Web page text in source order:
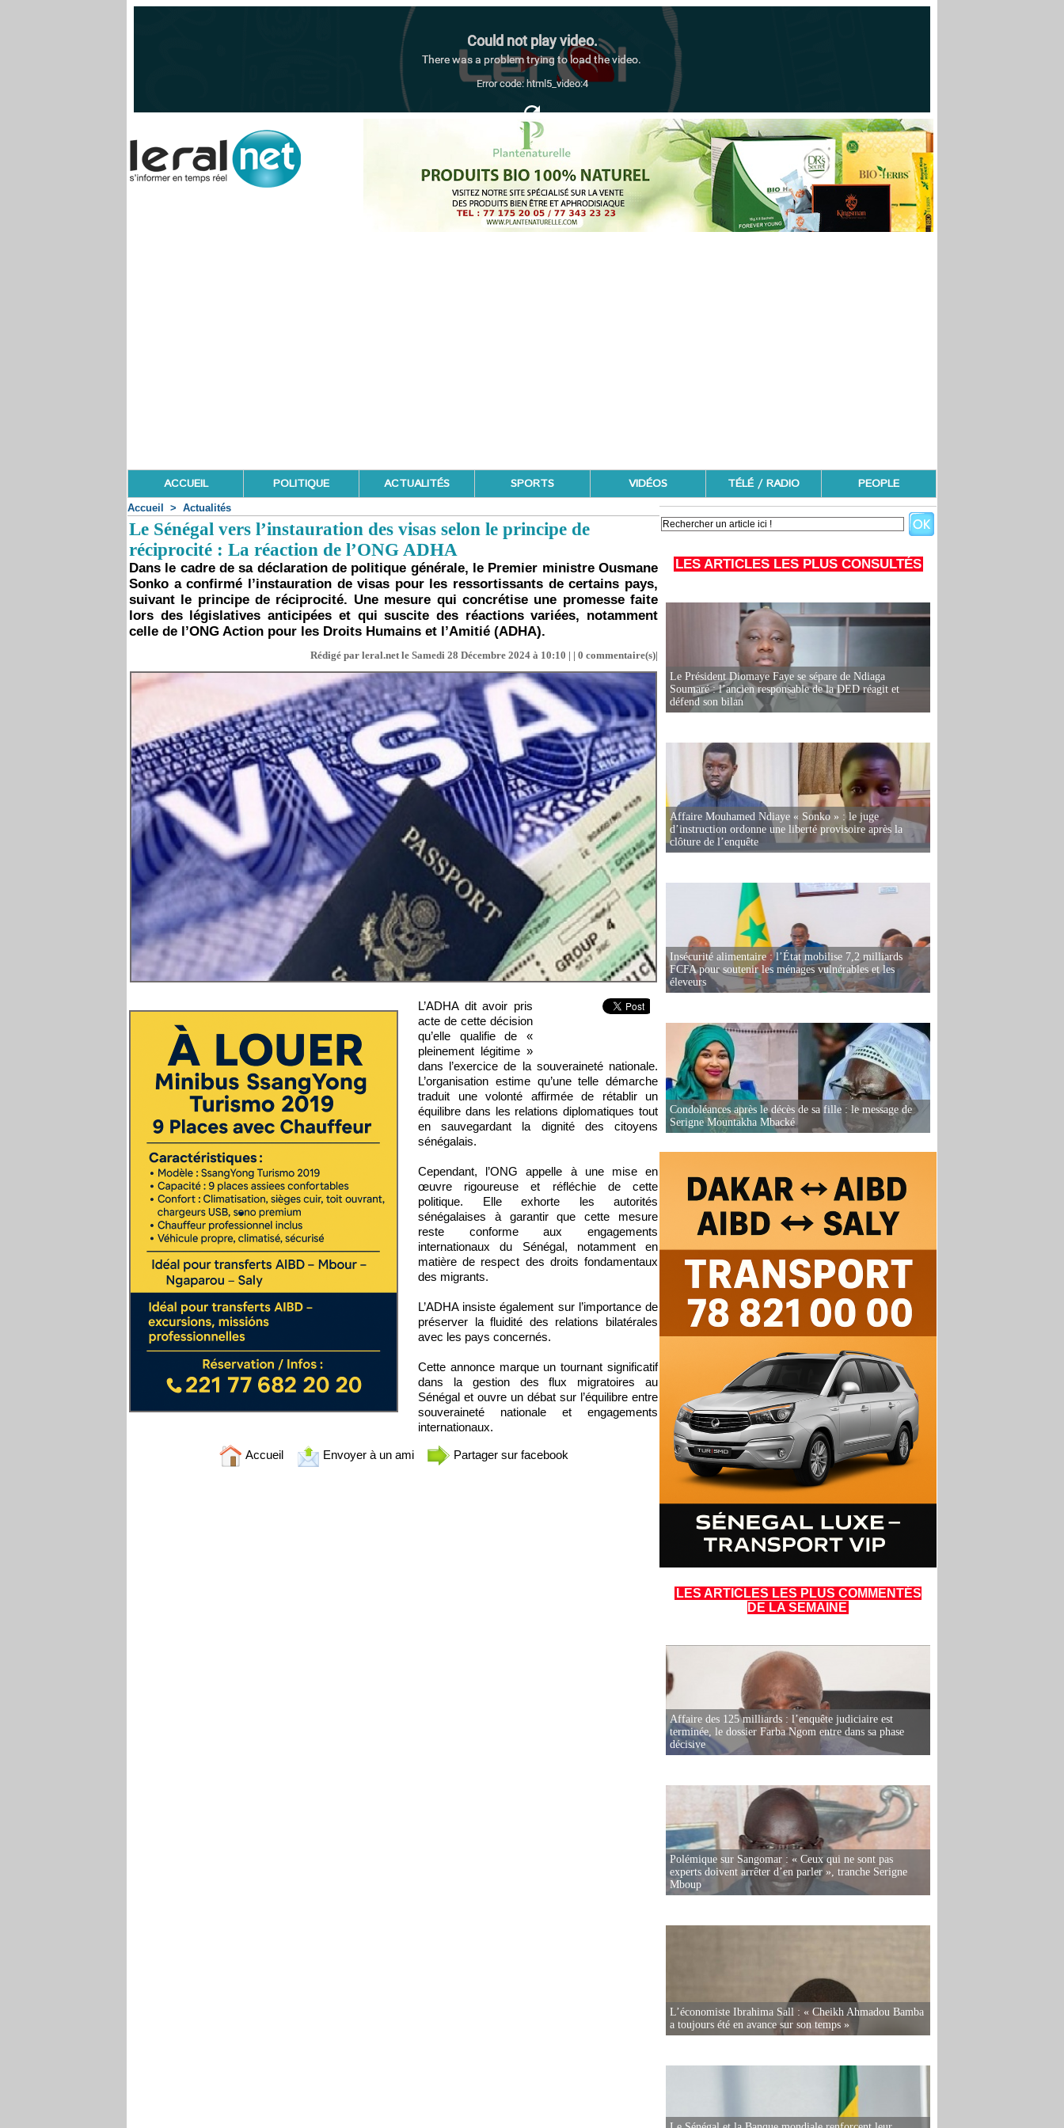
ACCUEIL POLITIQUE ACTUALITÉS SPORTS VIDÉOS TÉLÉ / RADIO PEOPLE
Accueil > Actualités
Le Sénégal vers l’instauration des visas selon le principe de
réciprocité : La réaction de l’ONG ADHA
Dans le cadre de sa déclaration de politique générale, le Premier ministre Ousmane
Sonko a confirmé l’instauration de visas pour les ressortissants de certains pays,
suivant le principe de réciprocité. Une mesure qui concrétise une promesse faite
lors des législatives anticipées et qui suscite des réactions variées, notamment
celle de l’ONG Action pour les Droits Humains et l’Amitié (ADHA).
Rédigé par leral.net le Samedi 28 Décembre 2024 à 10:10 | | 0 commentaire(s)|
L’ADHA dit avoir pris
acte de cette décision
qu’elle qualifie de «
pleinement légitime »
dans l’exercice de la souveraineté nationale.
L’organisation estime qu’une telle démarche
traduit une volonté affirmée de rétablir un
équilibre dans les relations diplomatiques tout
en sauvegardant la dignité des citoyens
sénégalais.
Cependant, l’ONG appelle à une mise en
œuvre rigoureuse et réfléchie de cette
politique. Elle exhorte les autorités
sénégalaises à garantir que cette mesure
reste conforme aux engagements
internationaux du Sénégal, notamment en
matière de respect des droits fondamentaux
des migrants.
L’ADHA insiste également sur l’importance de
préserver la fluidité des relations bilatérales
avec les pays concernés.
Cette annonce marque un tournant significatif
dans la gestion des flux migratoires au
Sénégal et ouvre un débat sur l’équilibre entre
souveraineté nationale et engagements
internationaux.
Accueil Envoyer à un ami Partager sur facebook
LES ARTICLES LES PLUS CONSULTÉS
Le Président Diomaye Faye se sépare de Ndiaga
Soumaré : l’ancien responsable de la DED réagit et
défend son bilan
Affaire Mouhamed Ndiaye « Sonko » : le juge
d’instruction ordonne une liberté provisoire après la
clôture de l’enquête
Insécurité alimentaire : l’État mobilise 7,2 milliards
FCFA pour soutenir les ménages vulnérables et les
éleveurs
Condoléances après le décès de sa fille : le message de
Serigne Mountakha Mbacké
LES ARTICLES LES PLUS COMMENTÉS
DE LA SEMAINE
Affaire des 125 milliards : l’enquête judiciaire est
terminée, le dossier Farba Ngom entre dans sa phase
décisive
Polémique sur Sangomar : « Ceux qui ne sont pas
experts doivent arrêter d’en parler », tranche Serigne
Mboup
L’économiste Ibrahima Sall : « Cheikh Ahmadou Bamba
a toujours été en avance sur son temps »